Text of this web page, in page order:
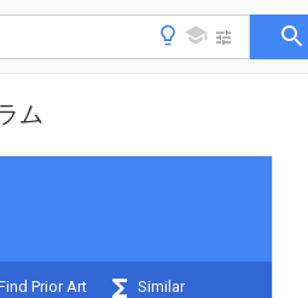
ム
Prior Art Similar